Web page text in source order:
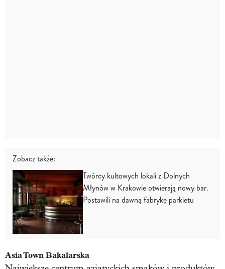
Zobacz także:
Twórcy kultowych lokali z Dolnych
Młynów w Krakowie otwierają nowy bar.
Postawili na dawną fabrykę parkietu
Asia Town Bakalarska